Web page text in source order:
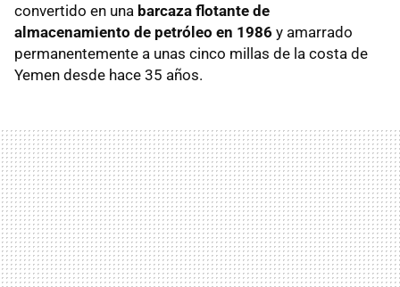
convertido en una barcaza flotante de
almacenamiento de petróleo en 1986 y amarrado
permanentemente a unas cinco millas de la costa de
Yemen desde hace 35 años.